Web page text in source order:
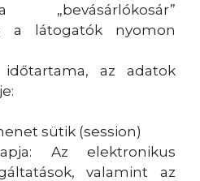
a látogatók nyomon
az adatok
sütik (session)
Az elektronikus
valamint az